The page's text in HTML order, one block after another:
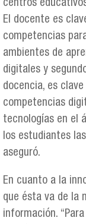
centros
El docente es
competencias
ambientes de
digitales y
docencia, es
competencias
tecnologías en el
los estudiantes
aseguró.
En cuanto a la
que ésta va de la
información.